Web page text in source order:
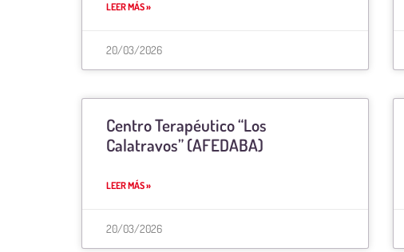
LEER MÁS »
20/03/2026
Centro Terapéutico “Los
Calatravos” (AFEDABA)
LEER MÁS »
20/03/2026